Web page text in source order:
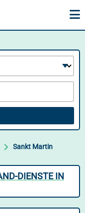
Sankt Martin
DIENSTE IN